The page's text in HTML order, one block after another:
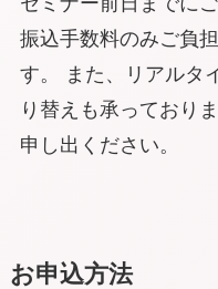
振込手数料のみご負
す。 また、リアルタ
り替えも承っており
申し出ください。
お申込方法